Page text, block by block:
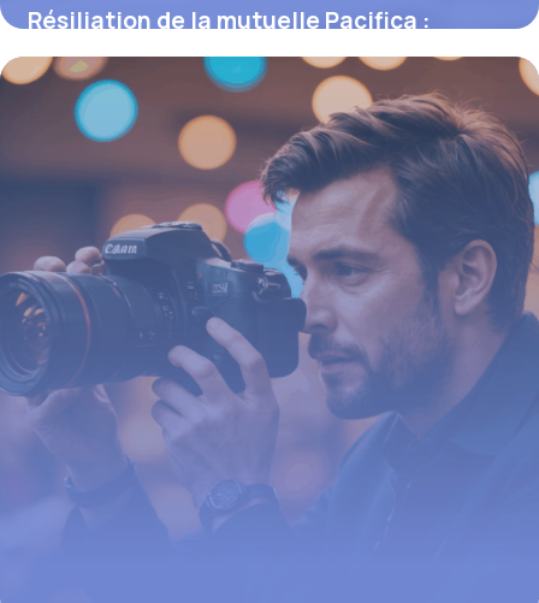
Résiliation de la mutuelle Pacifica :
démarches, délais et spécificités à
connaître
16 juin 2026